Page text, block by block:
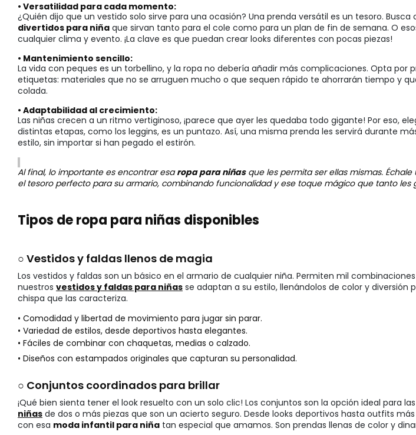
• Versatilidad para cada momento:
¿Quién dijo que un vestido solo sirve para una ocasión? Una prenda versátil es un tesoro.
divertidos para niña que sirvan tanto para el cole como para un plan de fin de semana. O
cualquier clima y evento. ¡La clave es que puedan crear looks diferentes con pocas piezas!
• Mantenimiento sencillo:
La vida con peques es un torbellino, y la ropa no debería añadir más complicaciones. Opta
etiquetas: materiales que no se arruguen mucho o que sequen rápido te ahorrarán tiempo y
colada.
• Adaptabilidad al crecimiento:
Las niñas crecen a un ritmo vertiginoso, ¡parece que ayer les quedaba todo gigante! Por eso,
distintas etapas, como los leggins, es un puntazo. Así, una misma prenda les servirá durante
estilo, sin importar si han pegado el estirón.
Al final, lo importante es encontrar esaropa para niñasque les permita ser ellas mismas.
el tesoro perfecto para su armario, combinando funcionalidad y ese toque mágico que tanto les
Tipos de ropa para niñas disponibles
○ Vestidos y faldas llenos de magia
Los vestidos y faldas son un básico en el armario de cualquier niña. Permiten mil
nuestros vestidos y faldas para niñas se adaptan a su estilo, llenándolos de color y diversión
chispa que las caracteriza.
• Comodidad y libertad de movimiento para jugar sin parar.
• Variedad de estilos, desde deportivos hasta elegantes.
• Fáciles de combinar con chaquetas, medias o calzado.
• Diseños con estampados originales que capturan su personalidad.
○ Conjuntos coordinados para brillar
¡Qué bien sienta tener el look resuelto con un solo clic! Los conjuntos son la opción ideal para
niñas de dos o más piezas que son un acierto seguro. Desde looks deportivos hasta outfits
con esa moda infantil para niña tan especial que amamos. Son prendas llenas de color y